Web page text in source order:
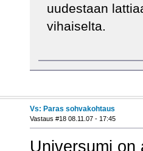
uudestaan
vihaiselta.
Vs: Paras sohvakohtaus
Vastaus #18 08.11.07 - 17:45
Universumi on